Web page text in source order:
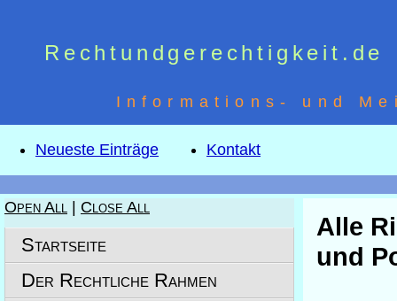
Rechtundgerechtigkeit.de
Informations- und
Neueste Einträge Kontakt
Open All Close All
Startseite
Der Rechtliche Rahmen
Alle
und